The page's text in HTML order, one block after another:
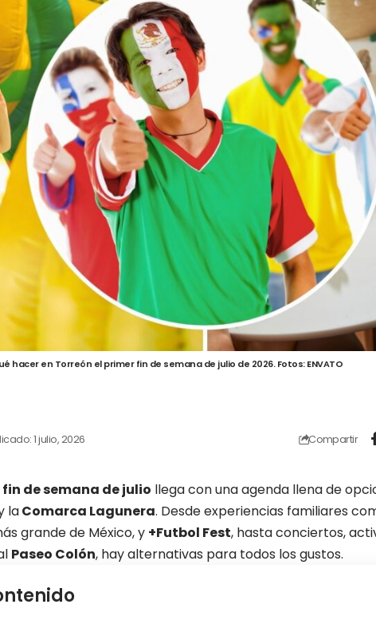
hacer en Torreón el primer fin de semana de julio de 2026. Fotos: ENVATO
1 julio, 2026 Compartir
de semana de julio llega con una agenda llena de
laComarca Lagunera. Desde experiencias familiares
grande de México, y +Futbol Fest, hasta conciertos,
Paseo Colón, hay alternativas para todos los gustos.